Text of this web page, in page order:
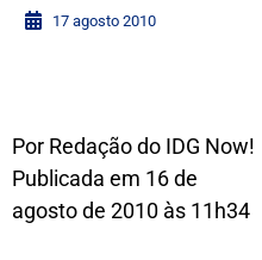
17 agosto 2010
Por Redação do IDG Now!
Publicada em 16 de
agosto de 2010 às 11h34